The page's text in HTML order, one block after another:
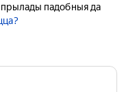
падобныя да